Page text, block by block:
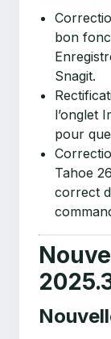
bon
Snagit.
l’onglet
pour
Tahoe
correct